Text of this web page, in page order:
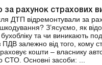
за рахунок страхових
ДТП відремонтували за
З’ясуємо, як
бухобліку та чи виникають
ПДВ залежно від того, кому
кошти – власнику
СТО. Основні засоби: ...